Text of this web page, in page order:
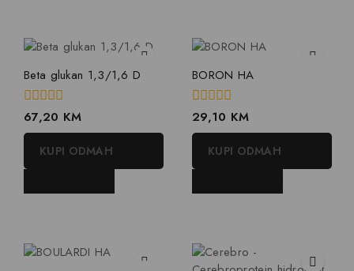
Beta glukan 1,3/1,6 D
0
out
of
67,20 KM
KUPI ODMAH
BORON HA
0
out
of
29,10 KM
KUPI ODMAH